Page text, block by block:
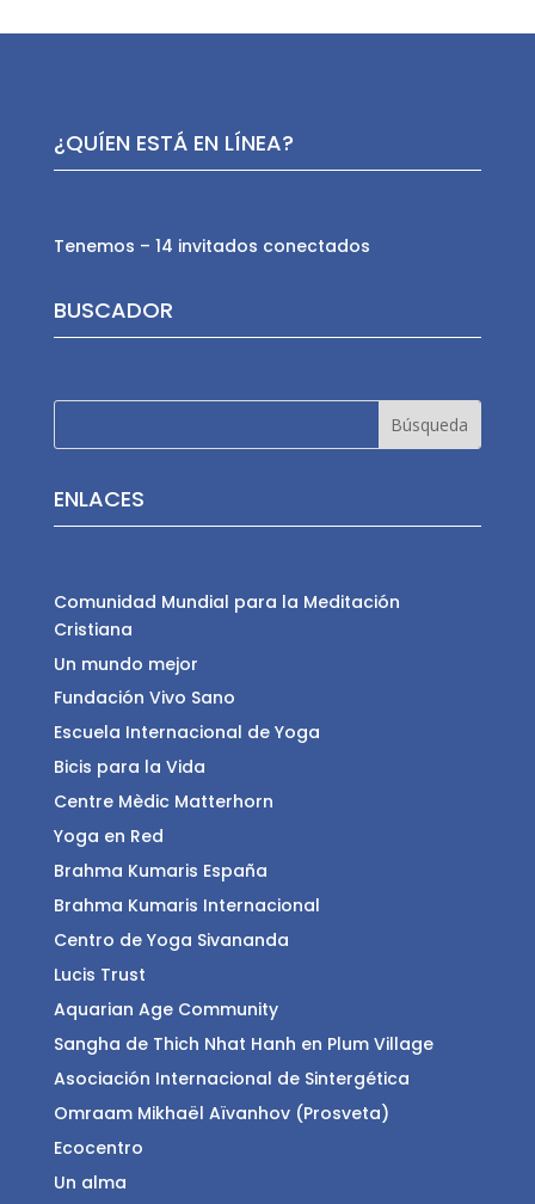
¿QUÍEN ESTÁ EN LÍNEA?
Tenemos – 14 invitados conectados
BUSCADOR
ENLACES
Comunidad Mundial para la Meditación
Cristiana
Un mundo mejor
Fundación Vivo Sano
Escuela Internacional de Yoga
Bicis para la Vida
Centre Mèdic Matterhorn
Yoga en Red
Brahma Kumaris España
Brahma Kumaris Internacional
Centro de Yoga Sivananda
Lucis Trust
Aquarian Age Community
Sangha de Thich Nhat Hanh en Plum Village
Asociación Internacional de Sintergética
Omraam Mikhaël Aïvanhov (Prosveta)
Ecocentro
Un alma